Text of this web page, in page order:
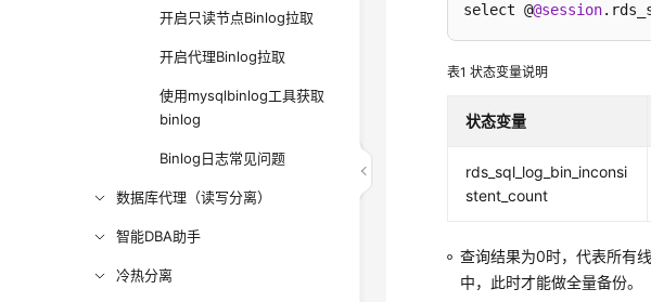
开启只读节点Binlog拉取
开启代理Binlog拉取
使用mysqlbinlog工具获取
binlog
Binlog日志常见问题
数据库代理（读写分离）
智能DBA助手
冷热分离
select @@session
表1状态变量说明
状态变量
rds_sql_log_bin_inconsi
stent_count
查询结果为0时，代表所有
中，此时才能做全量备份。